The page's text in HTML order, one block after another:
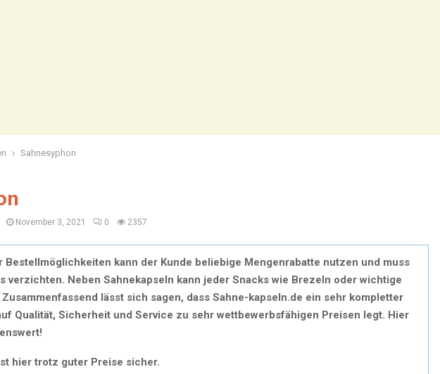
Sahnesyphon
November 3, 2021 0 2357
Bestellmöglichkeiten kann der Kunde beliebige Mengenrabatte nutzen und muss
verzichten. Neben Sahnekapseln kann jeder Snacks wie Brezeln oder wichtige
lässt sich sagen, dass Sahne-kapseln.de ein sehr kompletter
Qualität, Sicherheit und Service zu sehr wettbewerbsfähigen Preisen legt. Hier
hier trotz guter Preise sicher.